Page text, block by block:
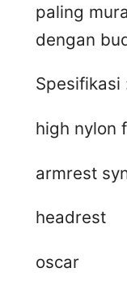
paling
dengan
Spesifikasi
high nylon
armrest
headrest
oscar